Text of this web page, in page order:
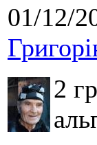
01/12/
2